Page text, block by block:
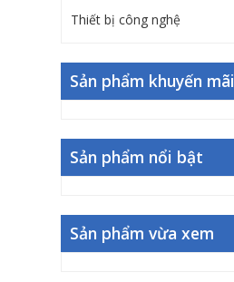
Thiết bị công nghệ
Sản phẩm khuyến mãi
Sản phẩm nổi bật
Sản phẩm vừa xem